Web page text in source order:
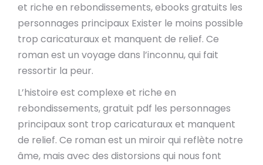
et riche en rebondissements, ebooks gratuits les
personnages principaux Exister le moins possible
trop caricaturaux et manquent de relief. Ce
roman est un voyage dans l’inconnu, qui fait
ressortir la peur.
L’histoire est complexe et riche en
rebondissements, gratuit pdf les personnages
principaux sont trop caricaturaux et manquent
de relief. Ce roman est un miroir qui reflète notre
âme, mais avec des distorsions qui nous font